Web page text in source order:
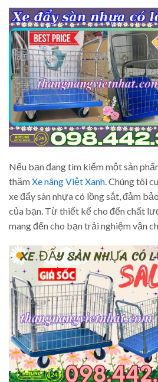
Nếu bạn đang tìm kiếm một sản
thămXe nâng Việt Xanh. Chúng tôi
xe đẩy sàn nhựa có lồng sắt, đảm
của bạn. Từ thiết kế cho đến chất
mang đến cho bạn trải nghiệm vận